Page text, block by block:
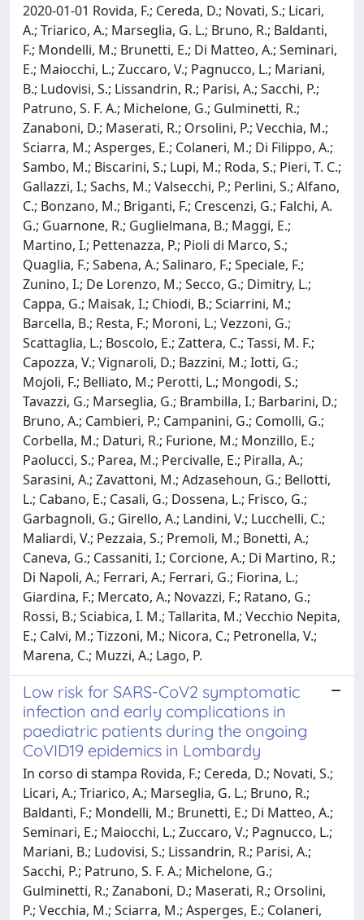
2020-01-01 Rovida, F.; Cereda, D.; Novati, S.; Licari,
A.; Triarico, A.; Marseglia, G. L.; Bruno, R.; Baldanti,
F.; Mondelli, M.; Brunetti, E.; Di Matteo, A.; Seminari,
E.; Maiocchi, L.; Zuccaro, V.; Pagnucco, L.; Mariani,
B.; Ludovisi, S.; Lissandrin, R.; Parisi, A.; Sacchi, P.;
Patruno, S. F. A.; Michelone, G.; Gulminetti, R.;
Zanaboni, D.; Maserati, R.; Orsolini, P.; Vecchia, M.;
Sciarra, M.; Asperges, E.; Colaneri, M.; Di Filippo, A.;
Sambo, M.; Biscarini, S.; Lupi, M.; Roda, S.; Pieri, T. C.;
Gallazzi, I.; Sachs, M.; Valsecchi, P.; Perlini, S.; Alfano,
C.; Bonzano, M.; Briganti, F.; Crescenzi, G.; Falchi, A.
G.; Guarnone, R.; Guglielmana, B.; Maggi, E.;
Martino, I.; Pettenazza, P.; Pioli di Marco, S.;
Quaglia, F.; Sabena, A.; Salinaro, F.; Speciale, F.;
Zunino, I.; De Lorenzo, M.; Secco, G.; Dimitry, L.;
Cappa, G.; Maisak, I.; Chiodi, B.; Sciarrini, M.;
Barcella, B.; Resta, F.; Moroni, L.; Vezzoni, G.;
Scattaglia, L.; Boscolo, E.; Zattera, C.; Tassi, M. F.;
Capozza, V.; Vignaroli, D.; Bazzini, M.; Iotti, G.;
Mojoli, F.; Belliato, M.; Perotti, L.; Mongodi, S.;
Tavazzi, G.; Marseglia, G.; Brambilla, I.; Barbarini, D.;
Bruno, A.; Cambieri, P.; Campanini, G.; Comolli, G.;
Corbella, M.; Daturi, R.; Furione, M.; Monzillo, E.;
Paolucci, S.; Parea, M.; Percivalle, E.; Piralla, A.;
Sarasini, A.; Zavattoni, M.; Adzasehoun, G.; Bellotti,
L.; Cabano, E.; Casali, G.; Dossena, L.; Frisco, G.;
Garbagnoli, G.; Girello, A.; Landini, V.; Lucchelli, C.;
Maliardi, V.; Pezzaia, S.; Premoli, M.; Bonetti, A.;
Caneva, G.; Cassaniti, I.; Corcione, A.; Di Martino, R.;
Di Napoli, A.; Ferrari, A.; Ferrari, G.; Fiorina, L.;
Giardina, F.; Mercato, A.; Novazzi, F.; Ratano, G.;
Rossi, B.; Sciabica, I. M.; Tallarita, M.; Vecchio Nepita,
E.; Calvi, M.; Tizzoni, M.; Nicora, C.; Petronella, V.;
Marena, C.; Muzzi, A.; Lago, P.
Low risk for SARS-CoV2 symptomatic
infection and early complications in
paediatric patients during the ongoing
CoVID19 epidemics in Lombardy
In corso di stampa Rovida, F.; Cereda, D.; Novati, S.;
Licari, A.; Triarico, A.; Marseglia, G. L.; Bruno, R.;
Baldanti, F.; Mondelli, M.; Brunetti, E.; Di Matteo, A.;
Seminari, E.; Maiocchi, L.; Zuccaro, V.; Pagnucco, L.;
Mariani, B.; Ludovisi, S.; Lissandrin, R.; Parisi, A.;
Sacchi, P.; Patruno, S. F. A.; Michelone, G.;
Gulminetti, R.; Zanaboni, D.; Maserati, R.; Orsolini,
P.; Vecchia, M.; Sciarra, M.; Asperges, E.; Colaneri,